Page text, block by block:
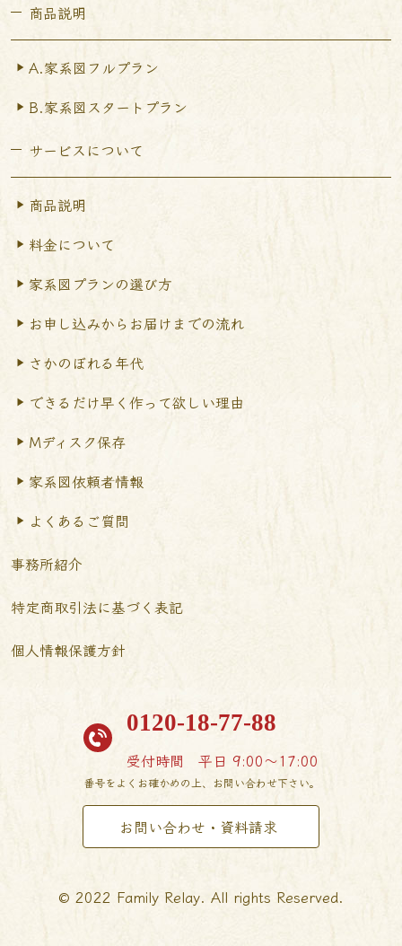
商品説明
A.家系図フルプラン
B.家系図スタートプラン
サービスについて
商品説明
料金について
家系図プランの選び方
お申し込みからお届けまでの流れ
さかのぼれる年代
できるだけ早く作って欲しい理由
Mディスク保存
家系図依頼者情報
よくあるご質問
事務所紹介
特定商取引法に基づく表記
個人情報保護方針
0120-18-77-88
受付時間 平日 9:00〜17:00
番号をよくお確かめの上、お問い合わせ下さい。
お問い合わせ・資料請求
© 2022 Family Relay. All rights Reserved.